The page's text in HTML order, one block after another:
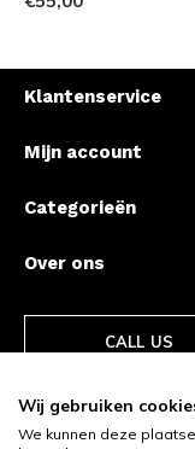
Klantenservice
Mijn account
Categorieën
Over ons
CALL US
Wij gebruiken
We kunnen deze